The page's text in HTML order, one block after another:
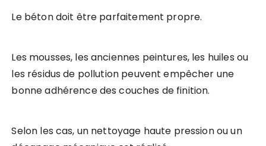
Le béton doit être parfaitement propre.
Les mousses, les anciennes peintures, les huiles ou
les résidus de pollution peuvent empêcher une
bonne adhérence des couches de finition.
Selon les cas, un nettoyage haute pression ou un